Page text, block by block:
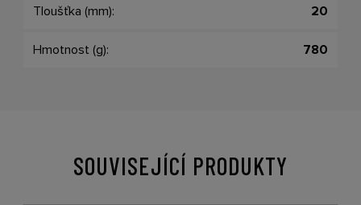
Tloušťka (mm): 20
Hmotnost (g): 780
SOUVISEJÍCÍ PRODUKTY